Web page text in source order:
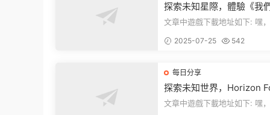
探索未知星際，體驗《我
中》PC端全新版本
文章中遊戲下載地址如下: 嘿，看這
入我們遊...
2025-07-25 542
每日分享
探索未知世界，Horizon
en West Complete
文章中遊戲下載地址如下: 嘿，看這